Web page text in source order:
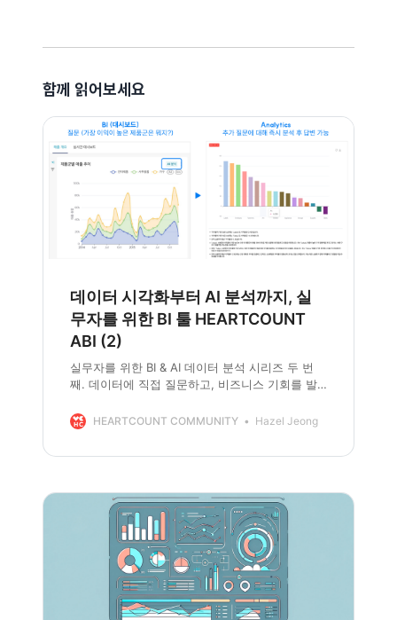
함께 읽어보세요
데이터 시각화부터 AI 분석까지, 실
무자를 위한 BI 툴 HEARTCOUNT
ABI (2)
실무자를 위한 BI & AI 데이터 분석 시리즈 두 번
째. 데이터에 직접 질문하고, 비즈니스 기회를 발
HEARTCOUNT COMMUNITY Hazel Jeong